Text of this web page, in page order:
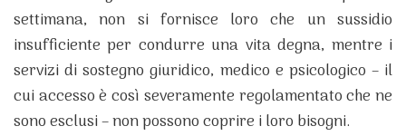
settimana, non si fornisce loro che un sussidio
insufficiente per condurre una vita degna, mentre i
servizi di sostegno giuridico, medico e psicologico – il
cui accesso è così severamente regolamentato che ne
sono esclusi – non possono coprire i loro bisogni.